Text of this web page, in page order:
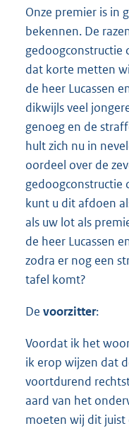
Onze premier is in
bekennen. De
gedoogconstructie
dat korte metten
de heer Lucassen
dikwijls veel
genoeg en de
hult zich nu in
oordeel over de
gedoogconstructie
kunt u dit afdoen
als uw lot als
de heer Lucassen
zodra er nog een
tafel komt?
De voorzitter:
Voordat ik het
ik erop wijzen dat
voortdurend
aard van het
moeten wij dit